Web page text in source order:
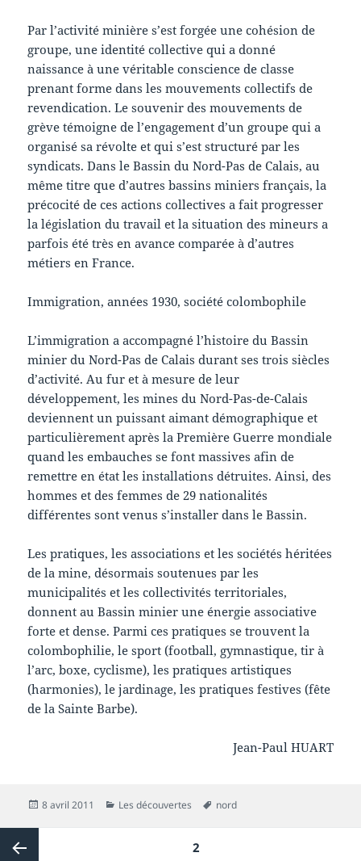
Par l’activité minière s’est forgée une cohésion de
groupe, une identité collective qui a donné
naissance à une véritable conscience de classe
prenant forme dans les mouvements collectifs de
revendication. Le souvenir des mouvements de
grève témoigne de l’engagement d’un groupe qui a
organisé sa révolte et qui s’est structuré par les
syndicats. Dans le Bassin du Nord-Pas de Calais, au
même titre que d’autres bassins miniers français, la
précocité de ces actions collectives a fait progresser
la législation du travail et la situation des mineurs a
parfois été très en avance comparée à d’autres
métiers en France.
Immigration, années 1930, société colombophile
L’immigration a accompagné l’histoire du Bassin
minier du Nord-Pas de Calais durant ses trois siècles
d’activité. Au fur et à mesure de leur
développement, les mines du Nord-Pas-de-Calais
deviennent un puissant aimant démographique et
particulièrement après la Première Guerre mondiale
quand les embauches se font massives afin de
remettre en état les installations détruites. Ainsi, des
hommes et des femmes de 29 nationalités
différentes sont venus s’installer dans le Bassin.
Les pratiques, les associations et les sociétés héritées
de la mine, désormais soutenues par les
municipalités et les collectivités territoriales,
donnent au Bassin minier une énergie associative
forte et dense. Parmi ces pratiques se trouvent la
colombophilie, le sport (football, gymnastique, tir à
l’arc, boxe, cyclisme), les pratiques artistiques
(harmonies), le jardinage, les pratiques festives (fête
de la Sainte Barbe).
Jean-Paul HUART
Publié
8 avril 2011 Catégories
Les découvertes
Mots-
nord
des
PAGE2